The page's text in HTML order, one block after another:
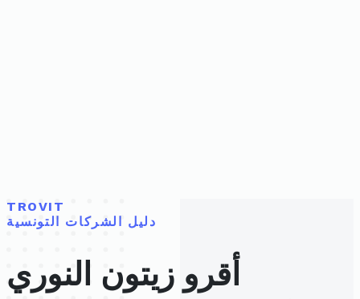
TROVIT
دليل الشركات التونسية
أقرو زيتون النوري